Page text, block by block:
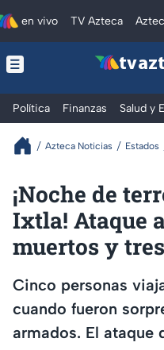
en vivo TV Azteca
tv
Política Finanzas Salud y
Azteca Noticias Estados
¡Noche de
Ixtla! Ataque
muertos y
Cinco personas
cuando fueron
armados. El ataque